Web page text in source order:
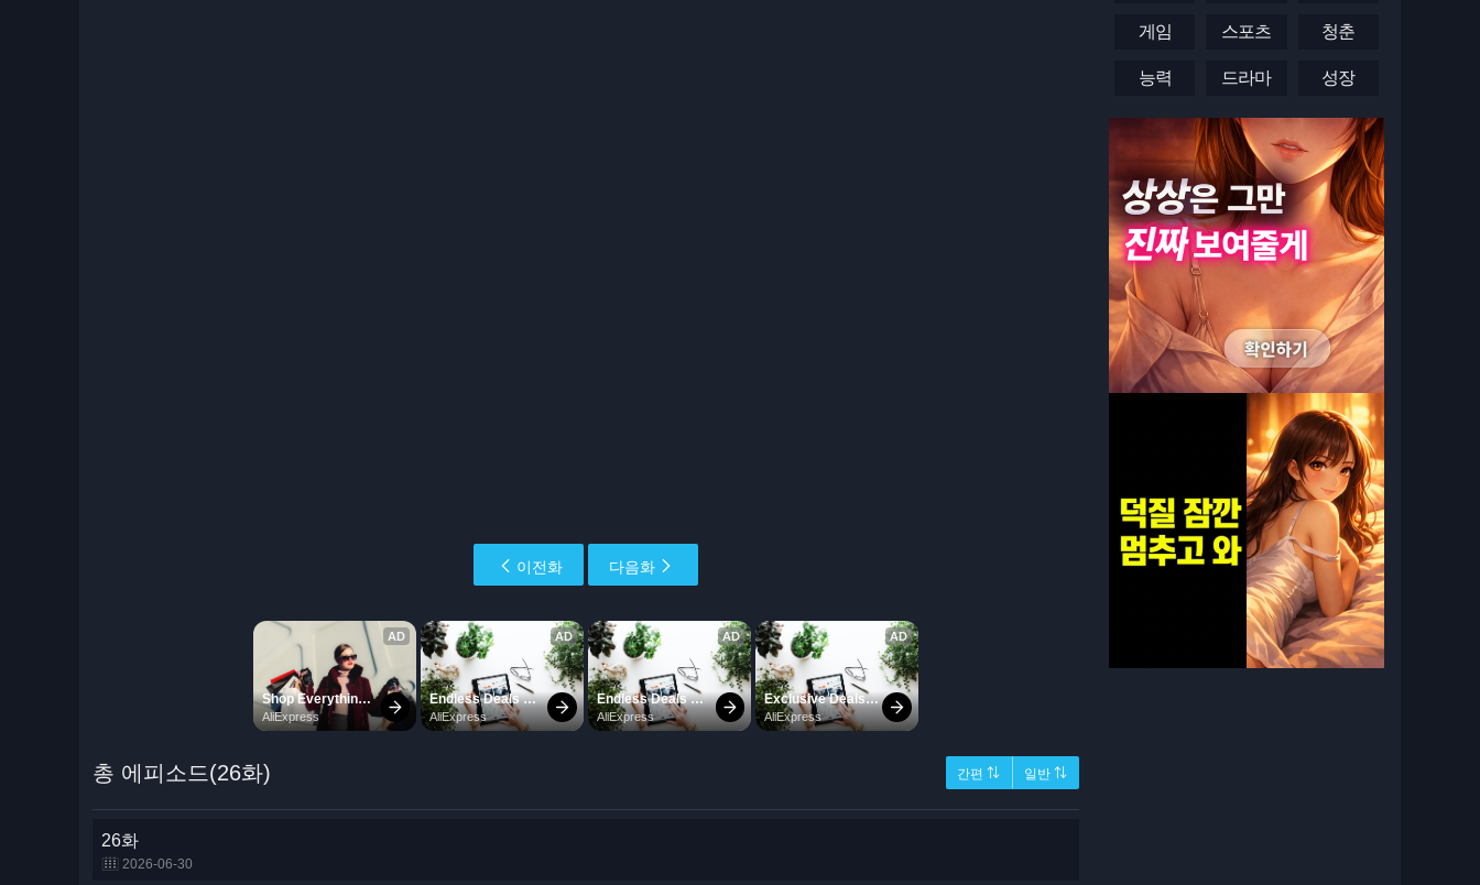
이전화 다음화
총 에피소드(26화) 간편 ⇅ 일반 ⇅
26화
2026-06-30
게임 스포츠 청춘
능력 드라마 성장